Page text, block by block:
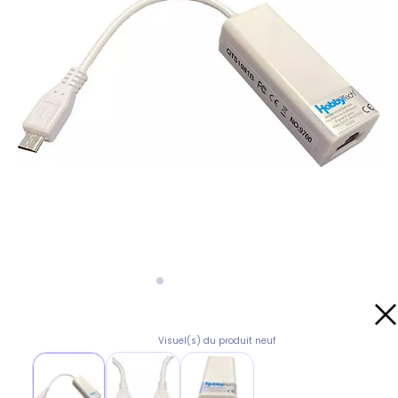
Visuel(s) du produit neuf